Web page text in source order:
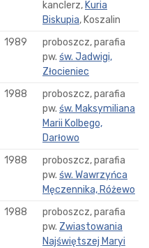
kanclerz, Kuria
Biskupia, Koszalin
1989
proboszcz, parafia
pw. św. Jadwigi,
Złocieniec
1988
proboszcz, parafia
pw. św. Maksymiliana
Marii Kolbego,
Darłowo
1988
proboszcz, parafia
pw. św. Wawrzyńca
Męczennika, Różewo
1988
proboszcz, parafia
pw. Zwiastowania
Najświętszej Maryi